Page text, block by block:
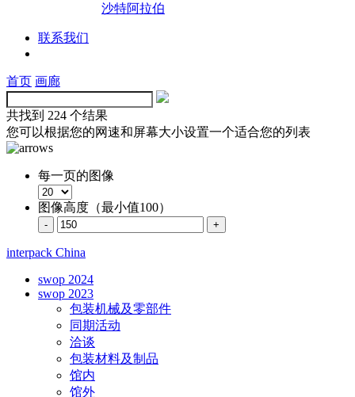
沙特阿拉伯
联系我们
首页 画廊
共找到 224 个结果
您可以根据您的网速和屏幕大小设置一个适合您的列表
每一页的图像
图像高度（最小值100）
interpack China
swop 2024
swop 2023
包装机械及零部件
同期活动
洽谈
包装材料及制品
馆内
馆外